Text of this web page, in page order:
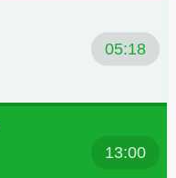
05:18
13:00